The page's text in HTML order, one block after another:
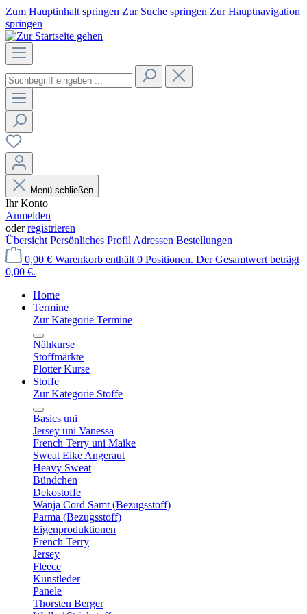
Zum Hauptinhalt springen Zur Suche springen Zur Hauptnavigation
springen
Menü schließen
Ihr Konto
Anmelden
oderregistrieren
Übersicht Persönliches Profil Adressen Bestellungen
0,00 € Warenkorb enthält 0 Positionen. Der Gesamtwert beträgt
0,00 €.
Home
Termine
Zur Kategorie Termine
Nähkurse
Stoffmärkte
Plotter Kurse
Stoffe
Zur Kategorie Stoffe
Basics uni
Jersey uni Vanessa
French Terry uni Maike
Sweat Eike Angeraut
Heavy Sweat
Bündchen
Dekostoffe
Wanja Cord Samt (Bezugsstoff)
Parma (Bezugsstoff)
Eigenproduktionen
French Terry
Jersey
Fleece
Kunstleder
Panele
Thorsten Berger